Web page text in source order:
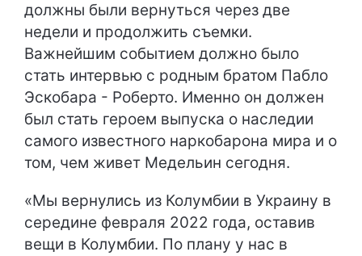
должны были вернуться через две
недели и продолжить съемки.
Важнейшим событием должно было
стать интервью с родным братом Пабло
Эскобара - Роберто. Именно он должен
был стать героем выпуска о наследии
самого известного наркобарона мира и о
том, чем живет Медельин сегодня.
«Мы вернулись из Колумбии в Украину в
середине февраля 2022 года, оставив
вещи в Колумбии. По плану у нас в